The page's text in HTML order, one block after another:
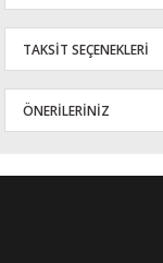
TAKSİT SEÇENEKLERİ
ÖNERİLERİNİZ
konularda yetersiz
Görüş ve önerileriniz